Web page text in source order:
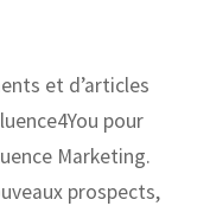
et d’articles
pour
Marketing.
prospects,